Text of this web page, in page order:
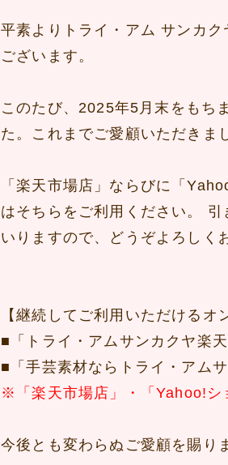
平素よりトライ・アム サンカ
ございます。
このたび、2025年5月末をもち
た。これまでご愛顧いただきま
「楽天市場店」ならびに「
はそちらをご利用ください。
いりますので、どうぞよろしく
【継続してご利用いただけるオ
■ 「トライ・アムサンカクヤ楽天
■ 「手芸素材ならトライ・アム
※「楽天市場店」・「Yahoo!シ
今後とも変わらぬご愛顧を賜り